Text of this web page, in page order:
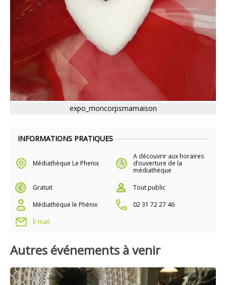
INFORMATIONS PRATIQUES
Médiathèque Le Phenix
A découvrir aux horaires
d’ouverture de la
médiathèque
Gratuit
Tout public
Médiathèque le Phénix
02 31 72 27 46
E-mail
expo_moncorpsmamaison
Autres événements à venir